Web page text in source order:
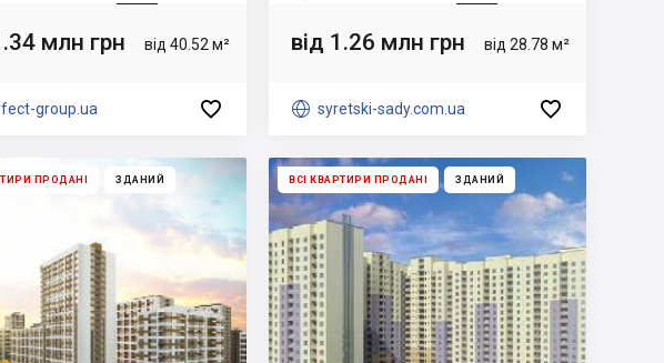
від 40.52 м²
млн грн
group.ua 
від 28.78 м²
від 1.26 млн грн
 syretski-sady.com.ua 
ПРОДАНІ ЗДАНИЙ ВСІ КВАРТИРИ ПРОДАНІ ЗДАНИЙ